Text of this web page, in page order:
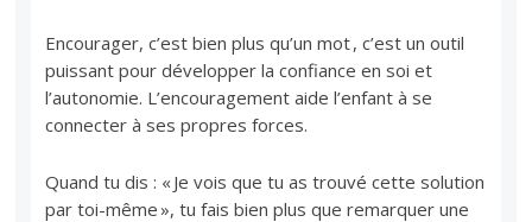
Encourager, c’est bien plus qu’un mot , c’est un outil
puissant pour développer la confiance en soi et
l’autonomie. L’encouragement aide l’enfant à se
connecter à ses propres forces.
Quand tu dis : « Je vois que tu as trouvé cette solution
par toi-même », tu fais bien plus que remarquer une